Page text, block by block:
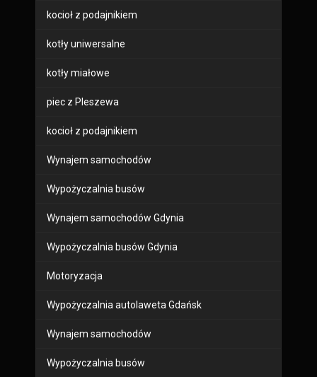
kocioł z podajnikiem
kotły uniwersalne
kotły miałowe
piec z Pleszewa
kocioł z podajnikiem
Wynajem samochodów
Wypożyczalnia busów
Wynajem samochodów Gdynia
Wypożyczalnia busów Gdynia
Motoryzacja
Wypożyczalnia autolaweta Gdańsk
Wynajem samochodów
Wypożyczalnia busów